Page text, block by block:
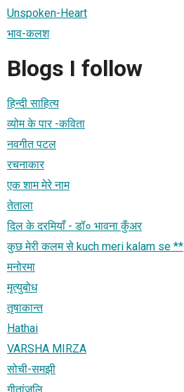
Unspoken-Heart
भाव-कलश
Blogs I follow
हिन्दी साहित्य
व्योम के पार -कविता
नवगीत पटल
रचनाकार
एक शाम मेरे नाम
तेताला
दिल के दरमियाँ - डॉ० भावना कुँअर
कुछ मेरी कलम से kuch meri kalam se **
मनोरमा
मृत्युबोध
तृषाकान्त
Hathai
VARSHA MIRZA
सोची-समझी